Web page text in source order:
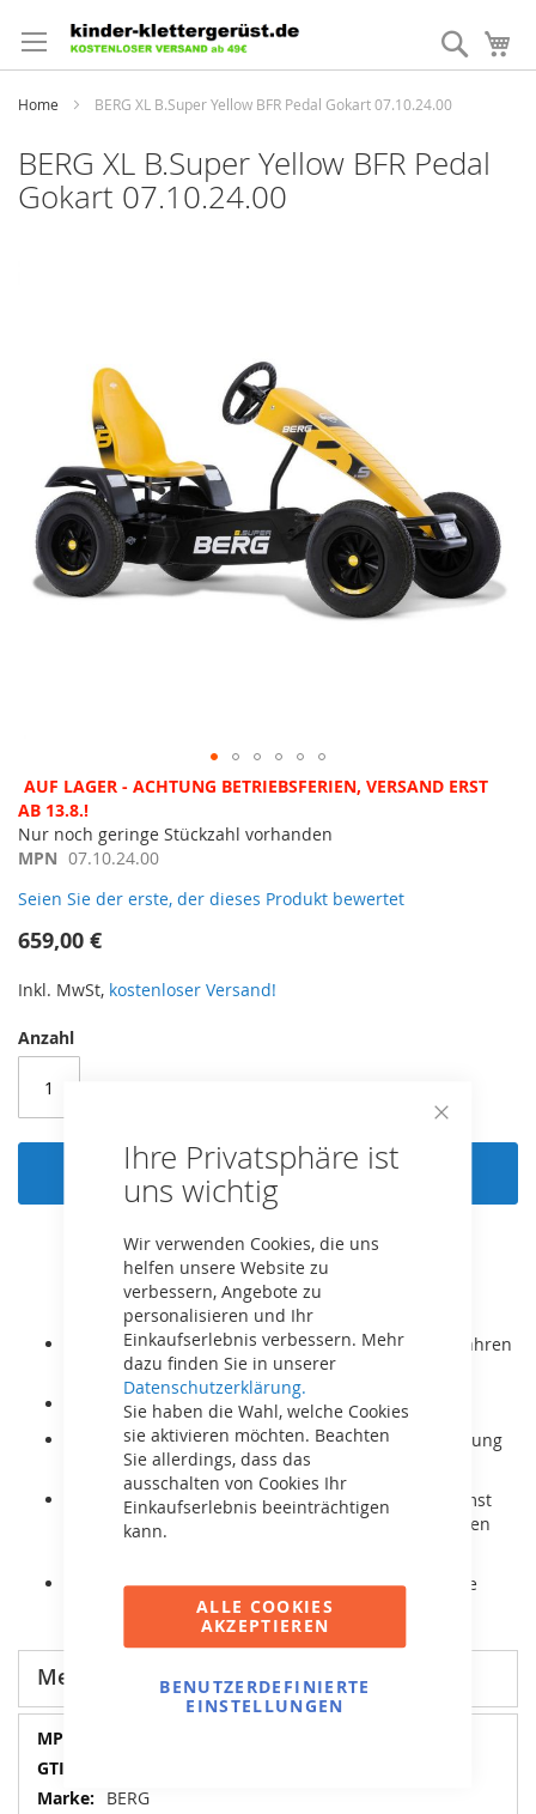
Close
Ihre Privatsphäre ist
uns wichtig
Wir verwenden Cookies, die uns
helfen unsere Website zu
verbessern, Angebote zu
personalisieren und Ihr
Einkaufserlebnis verbessern. Mehr
dazu finden Sie in unserer
Datenschutzerklärung.
Sie haben die Wahl, welche Cookies
sie aktivieren möchten. Beachten
Sie allerdings, dass das
ausschalten von Cookies Ihr
Einkaufserlebnis beeinträchtigen
kann.
ALLE COOKIES
AKZEPTIEREN
BENUTZERDEFINIERTE
EINSTELLUNGEN
zum
Inhalt
Suche
Home BERG XL B.Super Yellow BFR Pedal Gokart 07.10.24.00
BERG XL B.Super Yellow BFR Pedal
Gokart 07.10.24.00
Zum
Anfang
der
Bildergalerie
AUF LAGER - ACHTUNG BETRIEBSFERIEN, VERSAND ERST
AB 13.8.!
Nur noch geringe Stückzahl vorhanden
MPN 07.10.24.00
Seien Sie der erste, der dieses Produkt bewertet
659,00 €
Inkl. MwSt, kostenloser Versand!
Anzahl
In den Warenkorb
Der BERG XL ist für Kinder und Erwachsene ab 5 Jahren
bzw. Körpergröße 125-190cm geeignet.
Er wächst mit dank verstellbarem Sitz
Sehr robuster Rahmen, auch für gewerbliche Nutzung
geeignet
Mit dem BFR System kann mit den Pedalen gebremst
werden und nach dem Stillstand rückwärts gefahren
Er ist mit komfortablen Luftreifen und Pendelachse
Mehr Informationen
Mehr
Informationen
BERG